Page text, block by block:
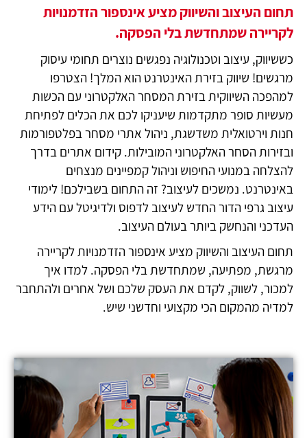
תחום העיצוב והשיווק מציע אינספור הזדמנויות
לקריירה שמתחדשת בלי הפסקה.
כששיווק, עיצוב וטכנולוגיה נפגשים נוצרים תחומי עיסוק
מרגשים! שיווק בזירת האינטרנט הוא המלך! הצטרפו
למהפכה השיווקית בזירת המסחר האלקטרוני עם הכשות
מעשיות סופר מתקדמות שיעניקו לכם את הכלים לפתיחת
חנות וירטואלית משדשגת, ניהול אתרי מסחר בפלטפורמות
ובזירות הסחר האלקטרוני המובילות. קידום אתרים בדרך
להצלחה במנועי החיפוש וניהול קמפיינים מנצחים
באינטרנט. נמשכים לעיצוב? זה התחום בשבילכם! לימודי
עיצוב גרפי הדור החדש לעיצוב לדפוס ולדיגיטל עם הידע
העדכני והנחשק ביותר בעולם העיצוב.
תחום העיצוב והשיווק מציע אינספור הזדמנויות לקריירה
מרגשת, מפתיעה, שמתחדשת בלי הפסקה. למדו איך
למכור, לשווק, לקדם את העסק שלכם ושל אחרים ולהתחבר
למדיה מהמקום הכי מקצועי וחדשני שיש.